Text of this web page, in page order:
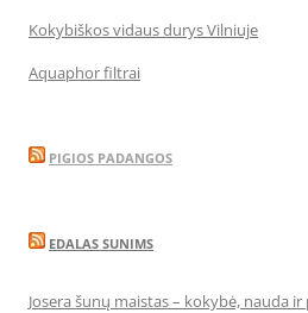
Kokybiškos vidaus durys Vilniuje
Aquaphor filtrai
PIGIOS PADANGOS
EDALAS SUNIMS
Josera šunų maistas – kokybė, nauda